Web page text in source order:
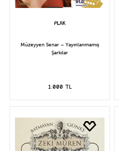
Müzeyyen Senar – Yayınlanmamış
Şarkılar
1.000 TL